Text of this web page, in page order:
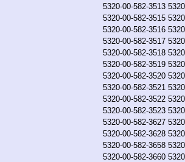
5320-00-582-3513
5320-00-582-3515
5320-00-582-3516
5320-00-582-3517
5320-00-582-3518
5320-00-582-3519
5320-00-582-3520
5320-00-582-3521
5320-00-582-3522
5320-00-582-3523
5320-00-582-3627
5320-00-582-3628
5320-00-582-3658
5320-00-582-3660